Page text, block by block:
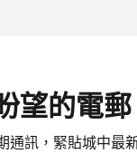
望的電郵
通訊，緊貼城中最